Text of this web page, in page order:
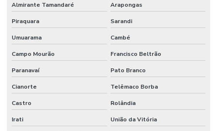
Laudo técnico de vistoria
Laudo de vistoria de imóvel
Laudo de vistoria de imóvel comercial
Laudo de vistoria de imóvel residencial
Laudo de vistoria de imóvel para venda
Almirante Tamandaré Arapongas
Piraquara Sarandi
Umuarama Cambé
Campo Mourão Francisco Beltrão
Paranavaí Pato Branco
Cianorte Telêmaco Borba
Castro Rolândia
Irati União da Vitória